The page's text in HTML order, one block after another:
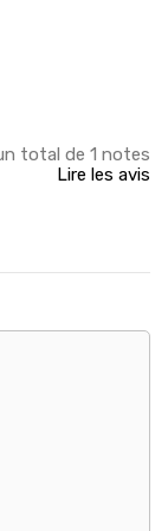
total de 1 notes
Lire les avis